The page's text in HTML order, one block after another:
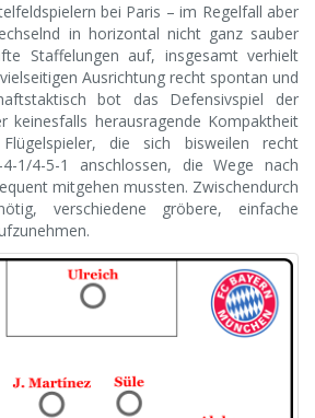
bei Paris – im Regelfall aber
in horizontal nicht ganz sauber
Staffelungen auf, insgesamt verhielt
Ausrichtung recht spontan und
bot das Defensivspiel der
keinesfalls herausragende Kompaktheit
die sich bisweilen recht
1/4-5-1 anschlossen, die Wege nach
mitgehen mussten. Zwischendurch
verschiedene gröbere, einfache